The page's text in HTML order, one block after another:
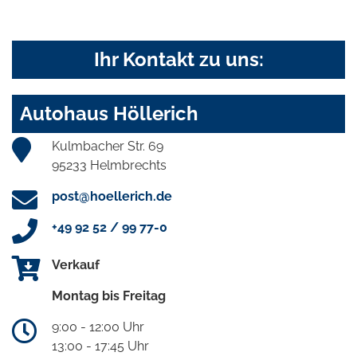
Ihr Kontakt zu uns:
Autohaus Höllerich
Kulmbacher Str. 69
95233 Helmbrechts
post@hoellerich.de
+49 92 52 / 99 77-0
Verkauf
Montag bis Freitag
9:00 - 12:00 Uhr
13:00 - 17:45 Uhr